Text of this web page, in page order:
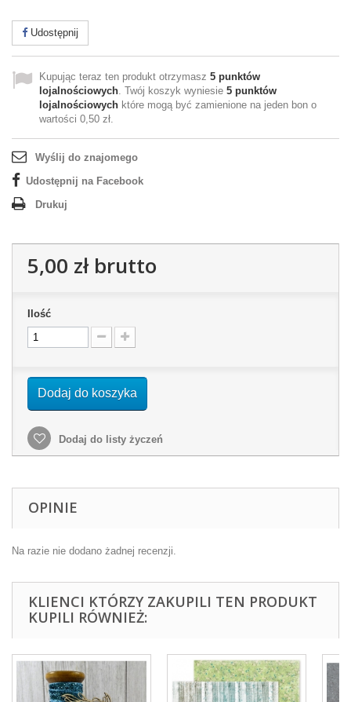
Udostępnij
Kupując teraz ten produkt otrzymasz 5 punktów
lojalnościowych. Twój koszyk wyniesie 5 punktów
lojalnościowych które mogą być zamienione na jeden bon o
wartości 0,50 zł.
Wyślij do znajomego
Udostępnij na Facebook
Drukuj
5,00 złbrutto
Ilość
Dodaj do koszyka
Dodaj do listy życzeń
OPINIE
Na razie nie dodano żadnej recenzji.
KLIENCI KTÓRZY ZAKUPILI TEN PRODUKT
KUPILI RÓWNIEŻ: